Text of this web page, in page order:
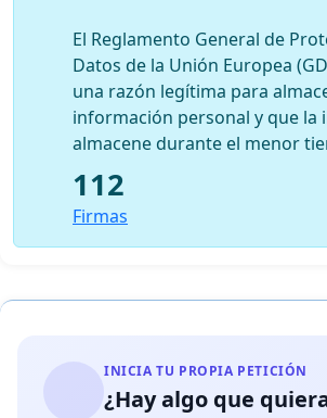
El Reglamento General de
Datos de la Unión Europea
una razón legítima para
información personal y que la
almacene durante el menor
112
Firmas
INICIA TU PROPIA PETICIÓN
¿Hay algo que